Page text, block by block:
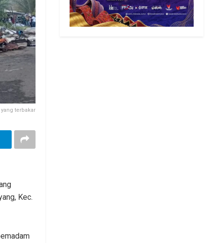
terbakar
Kec.